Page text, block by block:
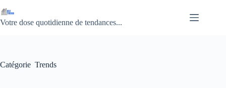
au
contenu
Votre dose quotidienne de tendances...
Catégorie Trends